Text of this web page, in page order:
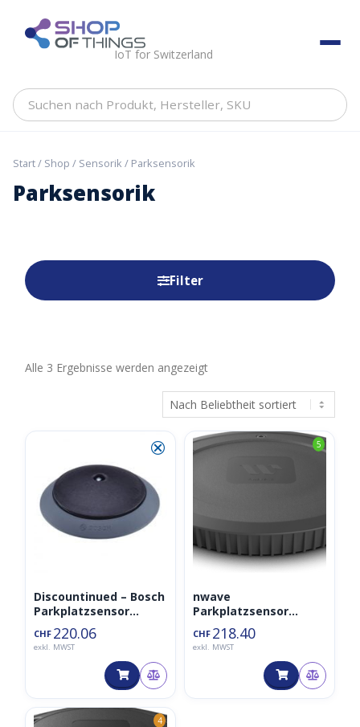
content ShopOfThings
IoT for Switzerland
Suchen
Hersteller,
Start/ Shop / Sensorik / Parksensorik
Parksensorik
Filter
Alle 3 Ergebnisse werden angezeigtNach
Beliebtheit
sortiert
⮿
Discountinued – Bosch
Parkplatzsensor
TPS110 PLS LoRaWAN
868MHz – Modell 2021
CHF 220.06
exkl. MWST
5
nwave
Parkplatzsensor
Unterflur LoraWAN
CHF 218.40
exkl. MWST
4